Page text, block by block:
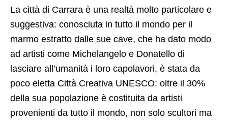
La città di Carrara è una realtà molto particolare e
suggestiva: conosciuta in tutto il mondo per il
marmo estratto dalle sue cave, che ha dato modo
ad artisti come Michelangelo e Donatello di
lasciare all’umanità i loro capolavori, è stata da
poco eletta Città Creativa UNESCO: oltre il 30%
della sua popolazione è costituita da artisti
provenienti da tutto il mondo, non solo scultori ma